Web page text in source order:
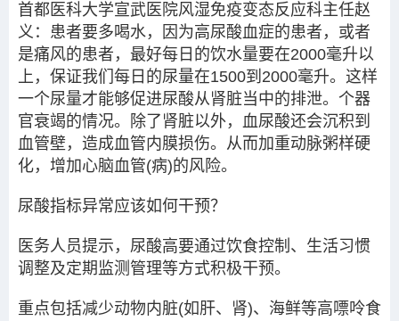
首都医科大学宣武医院风湿免疫变态反应科主任赵
义：患者要多喝水，因为高尿酸血症的患者，或者
是痛风的患者，最好每日的饮水量要在2000毫升以
上，保证我们每日的尿量在1500到2000毫升。这样
一个尿量才能够促进尿酸从肾脏当中的排泄。个器
官衰竭的情况。除了肾脏以外，血尿酸还会沉积到
血管壁，造成血管内膜损伤。从而加重动脉粥样硬
化，增加心脑血管(病)的风险。
尿酸指标异常应该如何干预？
医务人员提示，尿酸高要通过饮食控制、生活习惯
调整及定期监测管理等方式积极干预。
重点包括减少动物内脏(如肝、肾)、海鲜等高嘌呤食